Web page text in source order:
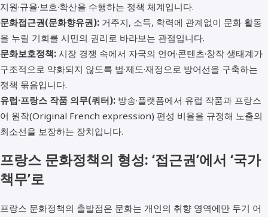
지원·규율·보호·확산을 수행하는 정책 체계입니다.
문화접근권(문화향유권): 거주지, 소득, 학력에 관계없이 문화 활동
을 누릴 기회를 시민의 권리로 바라보는 관점입니다.
문화보호정책: 시장 경쟁 속에서 자국의 언어·콘텐츠·창작 생태계가
구조적으로 약화되지 않도록 법·제도·재정으로 방어선을 구축하는
정책 묶음입니다.
유럽·프랑스 작품 의무(쿼터): 방송·플랫폼에서 유럽 작품과 프랑스
어 원작(Original French expression) 편성 비율을 규정해 노출의
최소선을 보장하는 장치입니다.
프랑스 문화정책의 형성: ‘접근권’에서 ‘국가
책무’로
프랑스 문화정책의 출발점은 문화는 개인의 취향 영역에만 두기 어